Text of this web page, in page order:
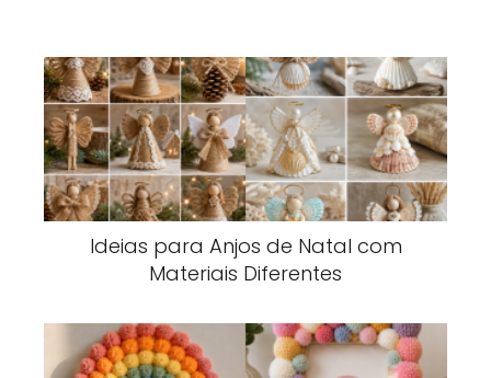
Ideias para Anjos de Natal com
Materiais Diferentes